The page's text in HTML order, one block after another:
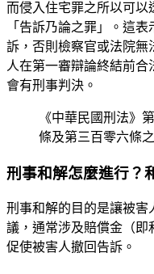
而侵入住宅罪之所以可
「告訴乃論之罪」。這
訴，否則檢察官或法院無
人在第一審辯論終結前
會有刑事判決。
《中華民國刑法》
條及第三百零六條
刑事和解怎麼進行？
刑事和解的目的是讓被害
議，通常涉及賠償金（即
促使被害人撤回告訴。